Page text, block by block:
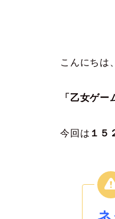
こんにちは
「乙女ゲ
今回は １５